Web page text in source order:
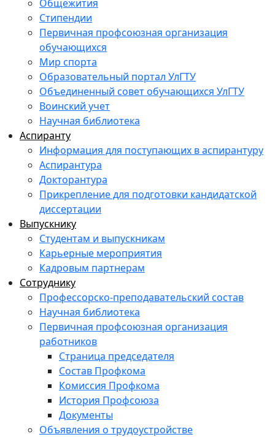
Общежития
Стипендии
Первичная профсоюзная организация
обучающихся
Мир спорта
Образовательный портал УлГТУ
Объединенный совет обучающихся УлГТУ
Воинский учет
Научная библиотека
Аспиранту
Информация для поступающих в аспирантуру
Аспирантура
Докторантура
Прикрепление для подготовки кандидатской
диссертации
Выпускнику
Студентам и выпускникам
Карьерные мероприятия
Кадровым партнерам
Сотруднику
Профессорско-преподавательский состав
Научная библиотека
Первичная профсоюзная организация
работников
Страница председателя
Состав Профкома
Комиссия Профкома
История Профсоюза
Документы
Объявления о трудоустройстве